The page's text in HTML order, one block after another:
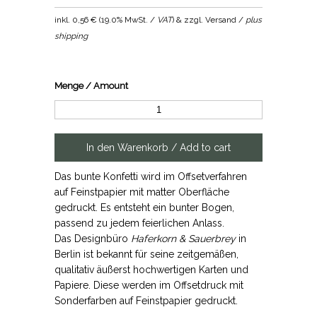
inkl. 0,56 € (19.0% MwSt. / VAT) & zzgl. Versand / plus
shipping
Menge / Amount
Das bunte Konfetti wird im Offsetverfahren
auf Feinstpapier mit matter Oberfläche
gedruckt. Es entsteht ein bunter Bogen,
passend zu jedem feierlichen Anlass.
Das Designbüro Haferkorn & Sauerbreyin
Berlin ist bekannt für seine zeitgemäßen,
qualitativ äußerst hochwertigen Karten und
Papiere. Diese werden im Offsetdruck mit
Sonderfarben auf Feinstpapier gedruckt.